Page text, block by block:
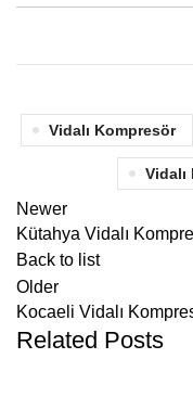
Vidalı Kompresör
Vidalı
Newer
Kütahya Vidalı
Back to list
Older
Kocaeli Vidalı
Related Posts